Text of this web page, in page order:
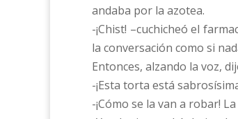
andaba por la azotea.
-¡Chist! –cuchicheó el
la conversación como si
Entonces, alzando la voz,
-¡Esta torta está
-¡Cómo se la van a robar!